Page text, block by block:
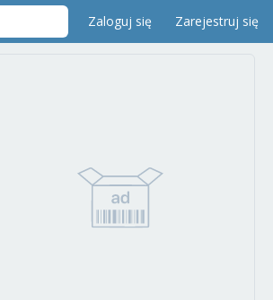
Zaloguj się Zarejestruj się